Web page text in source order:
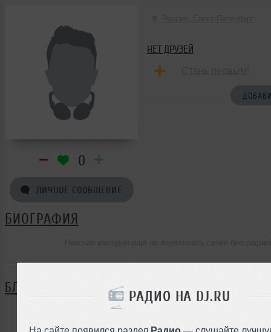
РАДИО НА DJ.RU
На сайте появился раздел Радио — слушайте
0
ЛИЧНОЕ СООБЩЕНИЕ
НЕТ ДРУЗЕЙ
БИОГРАФИЯ
БЛОГ